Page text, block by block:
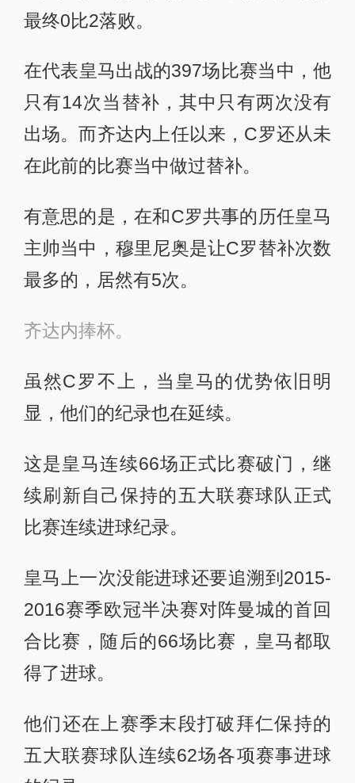
最终0比2落败。
在代表皇马出战的397场比赛当中，他
只有14次当替补，其中只有两次没有
出场。而齐达内上任以来，C罗还从未
在此前的比赛当中做过替补。
有意思的是，在和C罗共事的历任皇马
主帅当中，穆里尼奥是让C罗替补次数
最多的，居然有5次。
齐达内捧杯。
虽然C罗不上，当皇马的优势依旧明
显，他们的纪录也在延续。
这是皇马连续66场正式比赛破门，继
续刷新自己保持的五大联赛球队正式
比赛连续进球纪录。
皇马上一次没能进球还要追溯到2015-
2016赛季欧冠半决赛对阵曼城的首回
合比赛，随后的66场比赛，皇马都取
得了进球。
他们还在上赛季末段打破拜仁保持的
五大联赛球队连续62场各项赛事进球